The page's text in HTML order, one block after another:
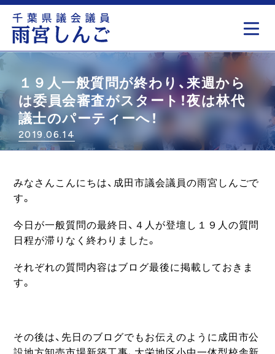
１９人一般質問が終わり、来週から
は委員会審査がスタート！夜は林代
議士のパーティーへ！
2019.06.14
みなさんこんにちは、成田市議会議員の雨宮しんごで
す。
今日が一般質問の最終日、４人が登壇し１９人の質問
日程が滞りなく終わりました。
それぞれの質問内容はブログ最後に掲載しておきま
す。
その後は、先日のブログでもお伝えのように成田市公